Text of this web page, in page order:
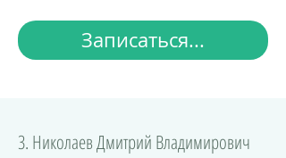
Записаться...
3. Николаев Дмитрий Владимирович